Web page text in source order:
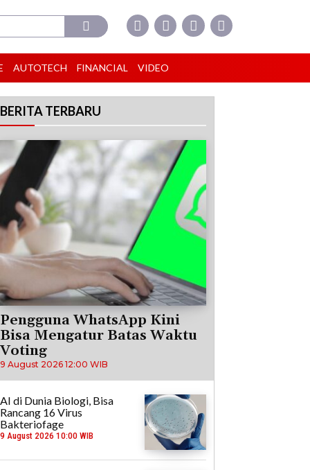
AUTOTECH FINANCIAL VIDEO
BERITA TERBARU
Pengguna WhatsApp Kini
Bisa Mengatur Batas Waktu
Voting
9 August 2026 12:00 WIB
AI di Dunia Biologi, Bisa
Rancang 16 Virus
Bakteriofage
9 August 2026 10:00 WIB